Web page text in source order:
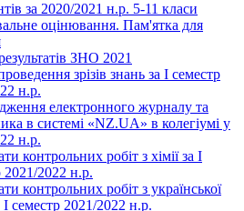
за 2020/2021 н.р. 5-11 класи
оцінювання. Пам'ятка для
ЗНО 2021
зрізів знань за І семестр
н.р.
електронного журналу та
в системі «NZ.UA» в колегіумі у
н.р.
контрольних робіт з хімії за І
2021/2022 н.р.
контрольних робіт з української
семестр 2021/2022 н.р.